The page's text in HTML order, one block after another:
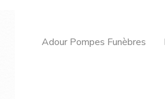
Adour Pompes Funèbres